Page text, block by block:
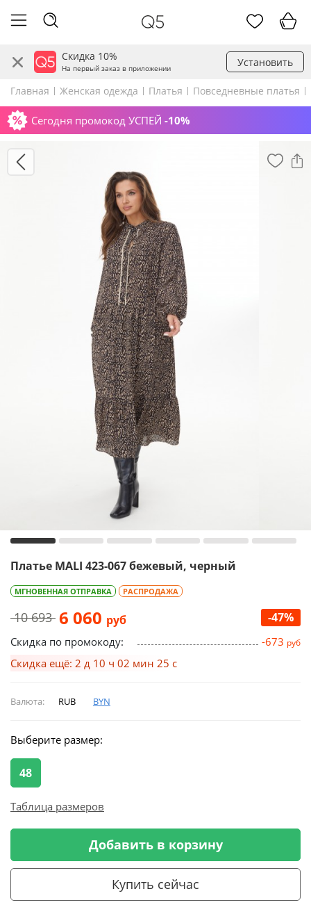
Скидка 10%
На первый заказ в приложении Установить
Главная Женская одежда Платья Повседневные платья
Сегодня промокод УСПЕЙ -10%
Платье MALI 423-067 бежевый, черный
МГНОВЕННАЯ ОТПРАВКА РАСПРОДАЖА
10 693 6 060 руб -47%
Скидка по промокоду: -673 руб
Скидка ещё: 2 д 10 ч 02 мин 24 с
Валюта: RUB BYN
Выберите размер:
48
Таблица размеров
Добавить в корзину
Купить сейчас